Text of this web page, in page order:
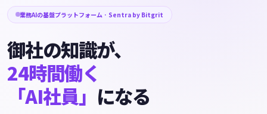
業務AIの基盤プラットフォーム · Sentra by Bitgrit
御社の知識が、
24時間働く
「AI社員」 になる